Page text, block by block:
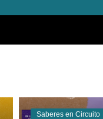
Saberes en Circuito